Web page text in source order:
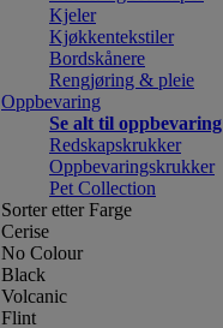
Kjeler
Kjøkkentekstiler
Bordskånere
Rengjøring & pleie
Oppbevaring
Se alt til oppbevaring
Redskapskrukker
Oppbevaringskrukker
Pet Collection
Sorter etter Farge
Cerise
No Colour
Black
Volcanic
Flint